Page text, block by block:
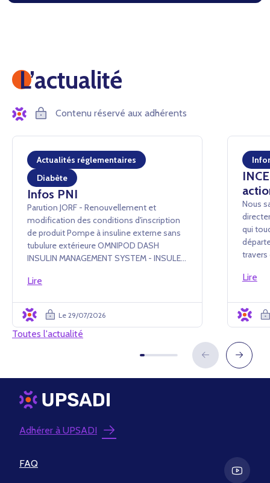
L’actualité
Contenu réservé aux adhérents
Actualités réglementaires
Diabète
Infos PNI
Parution JORF - Renouvellement et
modification des conditions d'inscription
de produit Pompe à insuline externe sans
tubulure extérieure OMNIPOD DASH
INSULIN MANAGEMENT SYSTEM - INSULET
renouvellement d'inscription et
Lire
Le 29/07/2026
Nous
qui
Lire
Toutes l'actualité
Adhérer à UPSADI
FAQ